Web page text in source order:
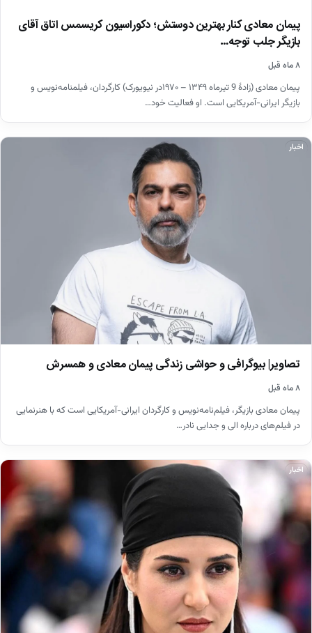
پیمان معادی کنار بهترین دوستش؛ دکوراسیون کریسمس اتاق آقای
بازیگر جلب توجه…
۸ ماه قبل
پیمان معادی (زادهٔ 9 تیرماه ۱۳۴۹ – ۱۹۷۰در نیویورک) کارگردان، فیلمنامه‌نویس و
بازیگر ایرانی-آمریکایی است. او فعالیت خود…
اخبار
تصاویر| بیوگرافی و حواشی زندگی پیمان معادی و همسرش
۸ ماه قبل
پیمان معادی بازیگر، فیلم‌نامه‌نویس و کارگردان ایرانی-آمریکایی است که با هنرنمایی
در فیلم‌های درباره الی و جدایی نادر…
اخبار